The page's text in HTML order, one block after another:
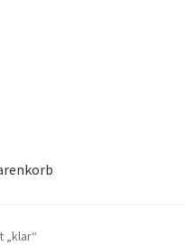
Kasse